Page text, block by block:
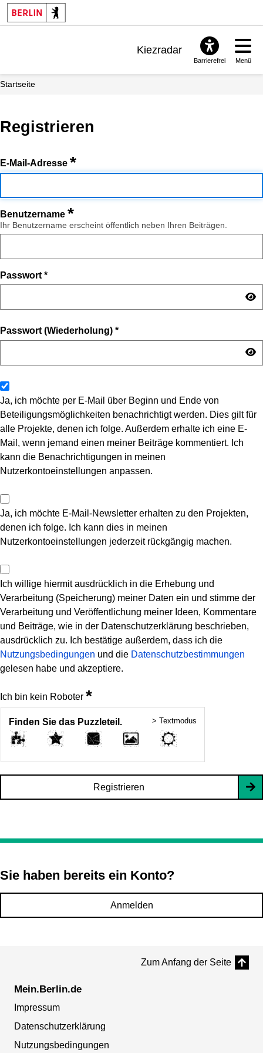
Kiezradar
Barrierefrei Menü
Startseite
Registrieren
E-Mail-Adresse *
Benutzername *
Ihr Benutzername erscheint öffentlich neben Ihren Beiträgen.
Passwort *
Passwort (Wiederholung) *
Ja, ich möchte per E-Mail über Beginn und Ende von
Beteiligungsmöglichkeiten benachrichtigt werden. Dies gilt für
alle Projekte, denen ich folge. Außerdem erhalte ich eine E-
Mail, wenn jemand einen meiner Beiträge kommentiert. Ich
kann die Benachrichtigungen in meinen
Nutzerkontoeinstellungen anpassen.
Ja, ich möchte E-Mail-Newsletter erhalten zu den Projekten,
denen ich folge. Ich kann dies in meinen
Nutzerkontoeinstellungen jederzeit rückgängig machen.
Ich willige hiermit ausdrücklich in die Erhebung und
Verarbeitung (Speicherung) meiner Daten ein und stimme der
Verarbeitung und Veröffentlichung meiner Ideen, Kommentare
und Beiträge, wie in der Datenschutzerklärung beschrieben,
ausdrücklich zu. Ich bestätige außerdem, dass ich die
Nutzungsbedingungen und die Datenschutzbestimmungen
gelesen habe und akzeptiere.
Ich bin kein Roboter *
Finden Sie das Puzzleteil. > Textmodus
Registrieren
Sie haben bereits ein Konto?
Anmelden
Zum Anfang der Seite
Mein.Berlin.de
Impressum
Datenschutzerklärung
Nutzungsbedingungen